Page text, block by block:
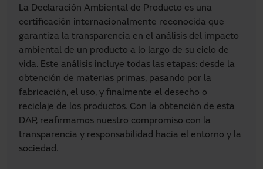
La Declaración Ambiental de Producto es una
certificación internacionalmente reconocida que
garantiza la transparencia en el análisis del impacto
ambiental de un producto a lo largo de su ciclo de
vida. Este análisis incluye todas las etapas: desde la
obtención de materias primas, pasando por la
fabricación, el uso, y finalmente el desecho o
reciclaje de los productos. Con la obtención de esta
DAP, reafirmamos nuestro compromiso con la
transparencia y responsabilidad hacia el entorno y la
sociedad.